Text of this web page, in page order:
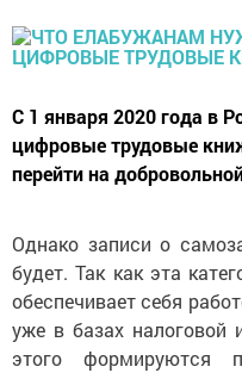
С 1 января 2020 года в
цифровые трудовые
перейти на
Однако записи о
будет. Так как эта
обеспечивает себя
уже в базах налоговой
этого формируются